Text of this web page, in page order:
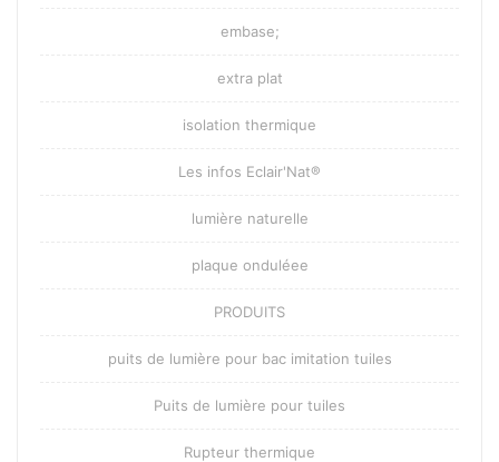
embase;
extra plat
isolation thermique
Les infos Eclair'Nat®
lumière naturelle
plaque onduléee
PRODUITS
puits de lumière pour bac imitation tuiles
Puits de lumière pour tuiles
Rupteur thermique